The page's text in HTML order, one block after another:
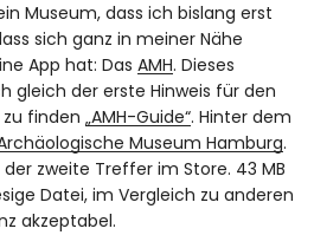
Museum, dass ich bislang erst
sich ganz in meiner Nähe
App hat: DasAMH. Dieses
gleich der erste Hinweis für den
zu finden„AMH-Guide“. Hinter dem
Museum Hamburg.
zweite Treffer im Store. 43 MB
Datei, im Vergleich zu anderen
akzeptabel.